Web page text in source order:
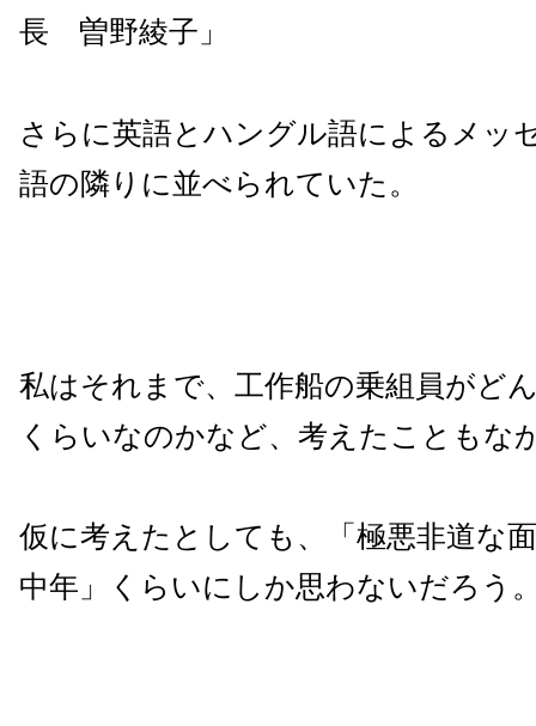
長 曽野綾子」
さらに英語とハングル語によるメッ
語の隣りに並べられていた。
私はそれまで、工作船の乗組員がど
くらいなのかなど、考えたこともな
仮に考えたとしても、「極悪非道な
中年」くらいにしか思わないだろう